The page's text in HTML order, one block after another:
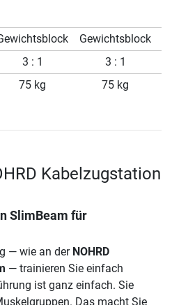
Gewichtsblock
3 : 1
3 : 1
75 kg 75 kg
Kabelzugstation
SlimBeam für
— wie an der NOHRD
— trainieren Sie einfach
ist ganz einfach. Sie
Das macht Sie